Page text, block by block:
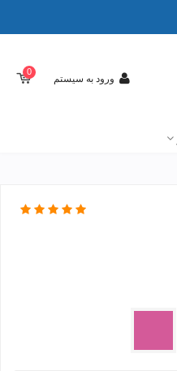
ورود به سیستم
0